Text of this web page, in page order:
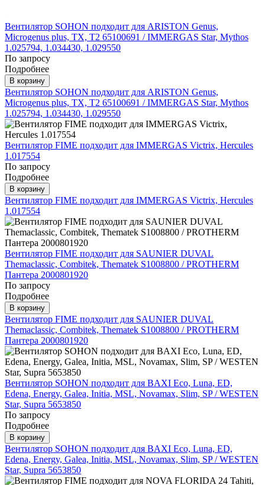
Вентилятор SOHON подходит для ARISTON Genus,
Microgenus plus, TX, T2 65100691 / IMMERGAS Star, Mythos
1.025794, 1.034430, 1.029550
По запросу
Подробнее
В корзину
Вентилятор SOHON подходит для ARISTON Genus,
Microgenus plus, TX, T2 65100691 / IMMERGAS Star, Mythos
1.025794, 1.034430, 1.029550
Вентилятор FIME подходит для IMMERGAS Victrix, Hercules
1.017554
По запросу
Подробнее
В корзину
Вентилятор FIME подходит для IMMERGAS Victrix, Hercules
1.017554
Вентилятор FIME подходит для SAUNIER DUVAL
Themaclassic, Combitek, Thematek S1008800 / PROTHERM
Пантера 2000801920
По запросу
Подробнее
В корзину
Вентилятор FIME подходит для SAUNIER DUVAL
Themaclassic, Combitek, Thematek S1008800 / PROTHERM
Пантера 2000801920
Вентилятор SOHON подходит для BAXI Eco, Luna, ED,
Edena, Energy, Galea, Initia, MSL, Novamax, Slim, SP / WESTEN
Star, Supra 5653850
По запросу
Подробнее
В корзину
Вентилятор SOHON подходит для BAXI Eco, Luna, ED,
Edena, Energy, Galea, Initia, MSL, Novamax, Slim, SP / WESTEN
Star, Supra 5653850